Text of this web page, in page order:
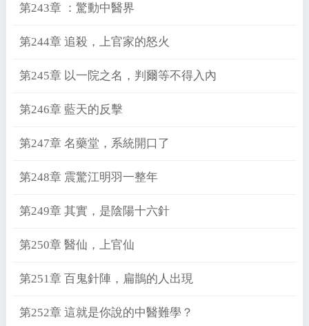
第243章 ：驚動中醫界
第244章 追殺，上官家的怒火
第245章 以一院之名，判爾等不得入內
第246章 藍天的反擊
第247章 名藥堂，系統開口了
第248章 震驚江明羽一整年
第249章 其實，是陰陽十六針
第250章 醫仙，上官仙
第251章 百鬼針陣，扁鵲的人出現
第252章 這就是你說的中醫難學？